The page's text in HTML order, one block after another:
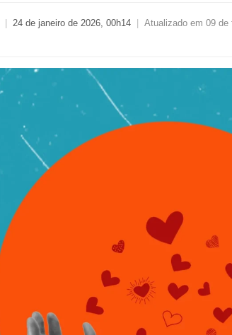
24 de janeiro de 2026, 00h14
Atualizado em 09 de